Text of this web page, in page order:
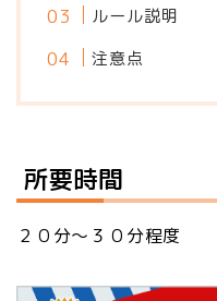
ルール説明
注意点
所要時間
２０分～３０分程度